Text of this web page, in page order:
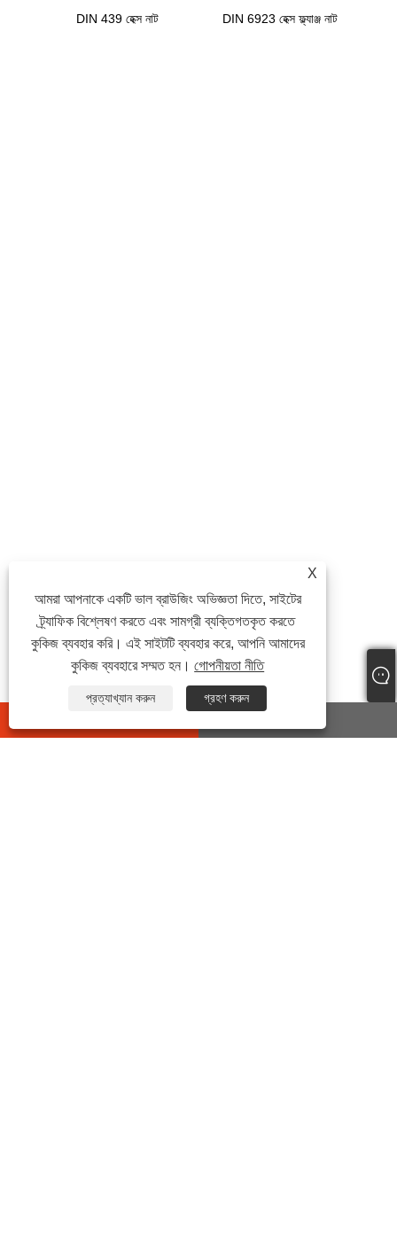
DIN 439 হেক্স নাট DIN 6923 হেক্স ফ্ল্যাঞ্জ নাট
X
আমরা আপনাকে একটি ভাল ব্রাউজিং অভিজ্ঞতা দিতে, সাইটের
ট্র্যাফিক বিশ্লেষণ করতে এবং সামগ্রী ব্যক্তিগতকৃত করতে
কুকিজ ব্যবহার করি। এই সাইটটি ব্যবহার করে, আপনি আমাদের
কুকিজ ব্যবহারে সম্মত হন।গোপনীয়তা নীতি
প্রত্যাখ্যান করুন গ্রহণ করুন